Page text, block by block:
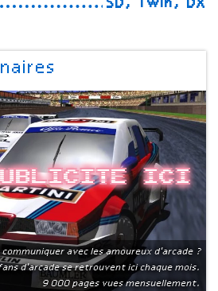
SD, Twin, DX
ici
communiquer avec les amoureux d'arcade ?
d'arcade se retrouvent ici chaque mois.
9 000 pages vues mensuellement.